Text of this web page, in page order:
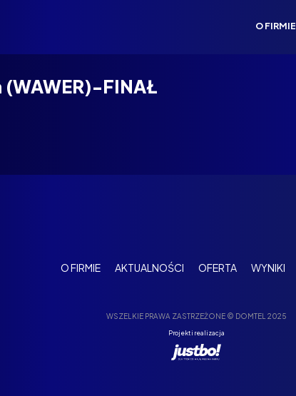
O FIRMIE
(WAWER)-FINAŁ
O FIRMIE AKTUALNOŚCI OFERTA WYNIKI
WSZELKIE PRAWA ZASTRZEŻONE © DOMTEL 2025
Projekt i realizacja